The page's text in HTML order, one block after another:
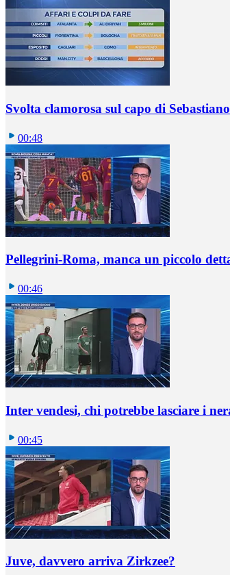
Svolta clamorosa sul capo di
00:48
Pellegrini-Roma, manca un piccolo
00:46
Inter vendesi, chi potrebbe lasciare i
00:45
Juve, davvero arriva Zirkzee?